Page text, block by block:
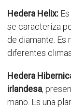
Hedera Helix:
se caracteriza
de diamante. Es
diferentes
Hedera
irlandesa,
mano. Es una